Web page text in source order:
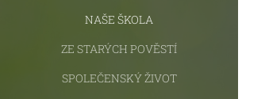
NAŠE ŠKOLA
ZE STARÝCH POVĚSTÍ
SPOLEČENSKÝ ŽIVOT